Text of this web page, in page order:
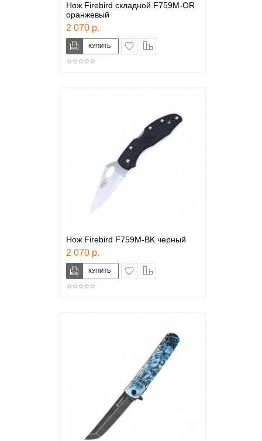
Нож Firebird складной F759M-OR
оранжевый
2 070 р.
в закладки
Нож Firebird F759M-BK черный
2 070 р.
в закладки